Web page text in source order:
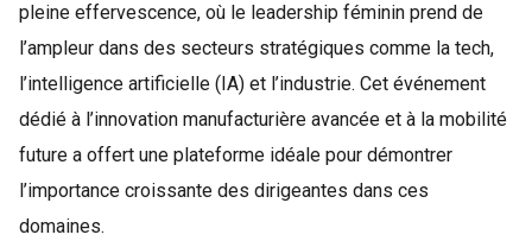
pleine effervescence, où le leadership féminin prend de
l’ampleur dans des secteurs stratégiques comme la tech,
l’intelligence artificielle (IA) et l’industrie. Cet événement
dédié à l’innovation manufacturière avancée et à la mobilité
future a offert une plateforme idéale pour démontrer
l’importance croissante des dirigeantes dans ces
domaines.